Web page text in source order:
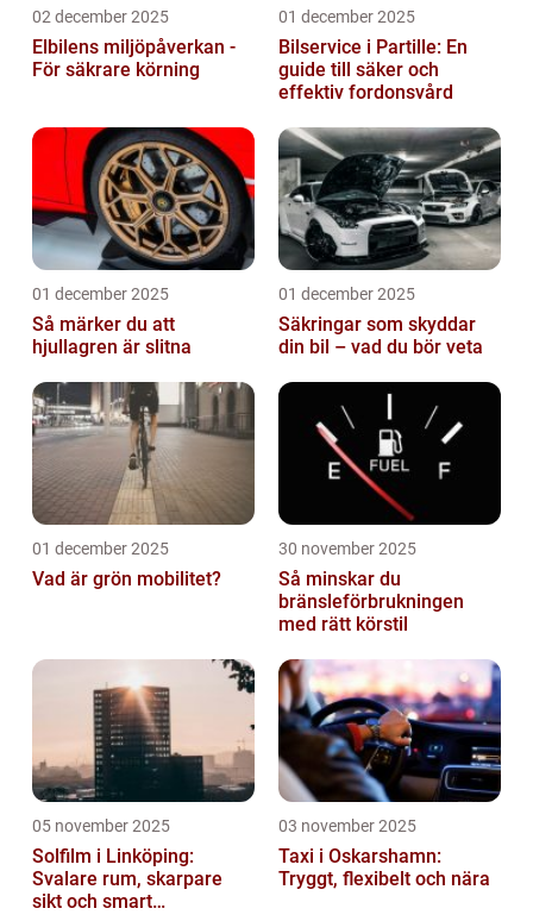
02 december 2025
Elbilens miljöpåverkan -
För säkrare körning
01 december 2025
Bilservice i Partille: En
guide till säker och
effektiv fordonsvård
01 december 2025
Så märker du att
hjullagren är slitna
01 december 2025
Säkringar som skyddar
din bil – vad du bör veta
01 december 2025
Vad är grön mobilitet?
30 november 2025
Så minskar du
bränsleförbrukningen
med rätt körstil
05 november 2025
Solfilm i Linköping:
Svalare rum, skarpare
sikt och smart
03 november 2025
Taxi i Oskarshamn:
Tryggt, flexibelt och nära